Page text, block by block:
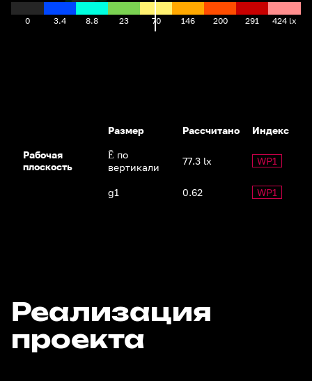
0 3.4 8.8 23 70 146 200 291 424 lx
Размер Рассчитано Индекс
Рабочая
плоскость
Ē по
вертикали
77.3 lx WP1
g1 0.62 WP1
Реализация
проекта